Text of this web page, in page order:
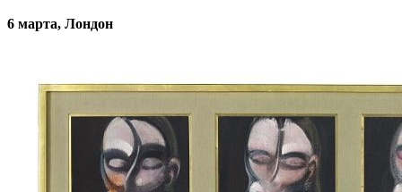
6 марта, Лондон